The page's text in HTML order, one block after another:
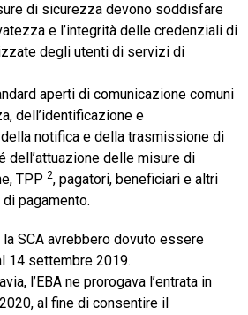
di sicurezza devono soddisfare
e l’integrità delle credenziali di
degli utenti di servizi di
aperti di comunicazione comuni
dell’identificazione e
della notifica e della trasmissione di
dell’attuazione delle misure di
TPP 2, pagatori, beneficiari e altri
pagamento.
SCA avrebbero dovuto essere
14 settembre 2019.
l’EBA ne prorogava l’entrata in
al fine di consentire il